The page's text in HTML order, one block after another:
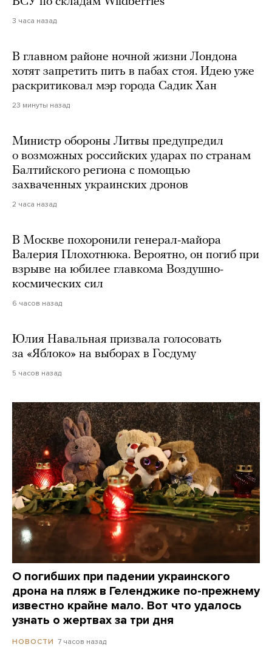
3 часа назад
В главном районе ночной жизни Лондона
хотят запретить пить в пабах стоя. Идею уже
раскритиковал мэр города Садик Хан
23 минуты назад
Министр обороны Литвы предупредил
о возможных российских ударах по странам
Балтийского региона с помощью
захваченных украинских дронов
2 часа назад
В Москве похоронили генерал-майора
Валерия Плохотнюка. Вероятно, он погиб при
взрыве на юбилее главкома Воздушно-
космических сил
6 часов назад
Юлия Навальная призвала голосовать
за «Яблоко» на выборах в Госдуму
5 часов назад
О погибших при падении украинского
дрона на пляж в Геленджике по-прежнему
известно крайне мало. Вот что удалось
узнать о жертвах за три дня
НОВОСТИ 7 часов назад